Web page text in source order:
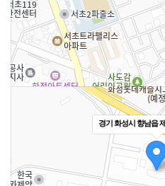
경기 화성시 향남읍